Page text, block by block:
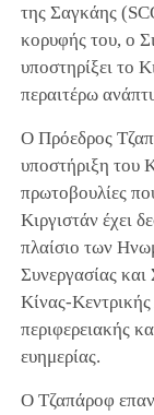
της Σαγκάης
κορυφής του, ο
υποστηρίξει το
περαιτέρω
Ο Πρόεδρος
υποστήριξη του
πρωτοβουλίες
Κιργιστάν έχει
πλαίσιο των
Συνεργασίας
Κίνας-
περιφερειακής
ευημερίας.
Ο Τζαπάροφ